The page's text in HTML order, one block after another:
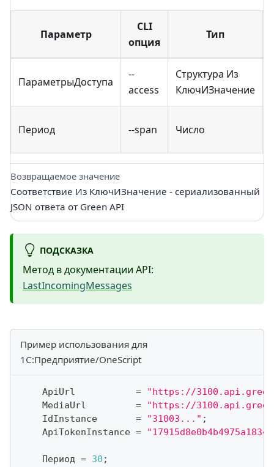
Параметр
CLI
опция
Тип
ПараметрыДоступа
--
access
Структура Из
КлючИЗначение
Период --span Число
Возвращаемое значение
Соответствие Из КлючИЗначение - сериализованный
JSON ответа от Green API
ПОДСКАЗКА
Метод в документации API:
LastIncomingMessages
Пример использования для
1С:Предприятие/OneScript
    ApiUrl
=
"https://
    MediaUrl
=
"https://
    IdInstance
= "31003..." ;
    ApiTokenInstance
=
    Период
= 30 ;